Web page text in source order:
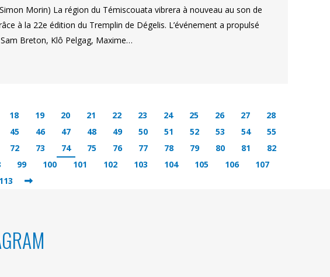
Morin) La région du Témiscouata vibrera à nouveau au son de
à la 22e édition du Tremplin de Dégelis. L’événement a propulsé
Breton, Klô Pelgag, Maxime…
18 19 20 21 22 23 24 25 26 27
28
45 46 47 48 49 50 51 52 53 54
55
72 73 74 75 76 77 78 79 80 81
82
99 100 101 102 103 104 105 106
107
113